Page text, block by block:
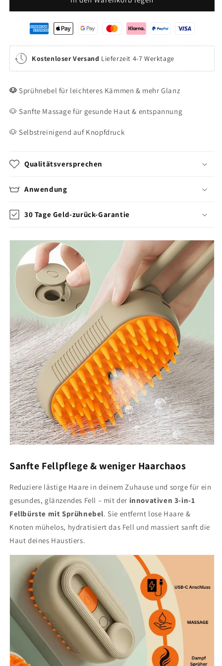
Kostenloser Versand Lieferzeit 4-7 Werktage
🐶 Sprühnebel für leichteres Kämmen & mehr Glanz
🐶 Sanfte Massage für gesunde Haut & entspannung
🐶 Selbstreinigend auf Knopfdruck
Qualitätsversprechen
Anwendung
30 Tage Geld-zurück-Garantie
Sanfte Fellpflege & weniger Haarchaos
Reduziere lästige Haare in deinem Zuhause und sorge für ein
gesundes, glänzendes Fell – mit der innovativen 3-in-1
Fellbürste mit Sprühnebel. Sie entfernt lose Haare &
Knoten mühelos, hydratisiert das Fell und massiert sanft die
Haut deines Haustiers.